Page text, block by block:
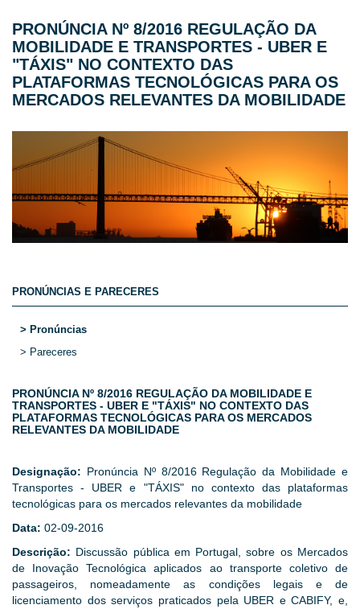
PRONÚNCIA Nº 8/2016 REGULAÇÃO DA
MOBILIDADE E TRANSPORTES - UBER E
"TÁXIS" NO CONTEXTO DAS
PLATAFORMAS TECNOLÓGICAS PARA OS
MERCADOS RELEVANTES DA MOBILIDADE
PRONÚNCIAS E PARECERES
> Pronúncias
> Pareceres
PRONÚNCIA Nº 8/2016 REGULAÇÃO DA MOBILIDADE E
TRANSPORTES - UBER E "TÁXIS" NO CONTEXTO DAS
PLATAFORMAS TECNOLÓGICAS PARA OS MERCADOS
RELEVANTES DA MOBILIDADE
Designação: Pronúncia Nº 8/2016 Regulação da Mobilidade e
Transportes - UBER e "TÁXIS" no contexto das plataformas
tecnológicas para os mercados relevantes da mobilidade
Data: 02-09-2016
Descrição: Discussão pública em Portugal, sobre os Mercados
de Inovação Tecnológica aplicados ao transporte coletivo de
passageiros, nomeadamente as condições legais e de
licenciamento dos serviços praticados pela UBER e CABIFY, e,